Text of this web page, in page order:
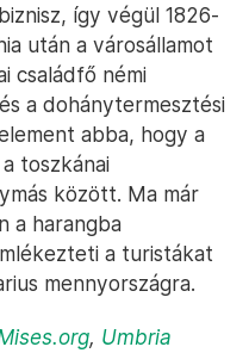
így végül 1826-
után a városállamot
családfő némi
a dohánytermesztési
abba, hogy a
toszkánai
között. Ma már
a harangba
a turistákat
mennyországra.
, Umbria